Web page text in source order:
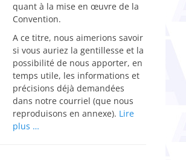
quant à la mise en œuvre de la
Convention.
A ce titre, nous aimerions savoir
si vous auriez la gentillesse et la
possibilité de nous apporter, en
temps utile, les informations et
précisions déjà demandées
dans notre courriel (que nous
reproduisons en annexe). Lire
plus …